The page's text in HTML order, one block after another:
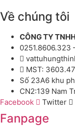
Về chúng tôi
CÔNG TY
0251.8606.323
MST:
Số 23A6 khu
CN2:139 Nam
Facebook
Twitter
Fanpage